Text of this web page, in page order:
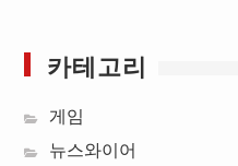
카테고리
게임
뉴스와이어